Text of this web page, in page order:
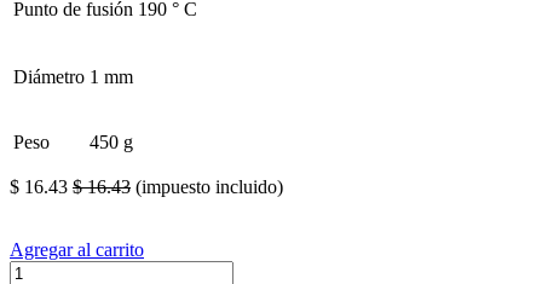
Punto de fusión 190 ° C
Diámetro 1 mm
Peso 450 g
$ 16.43 $16.43 (impuesto incluido)
Agregar al carrito